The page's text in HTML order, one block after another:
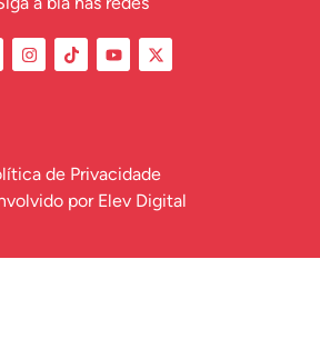
de Privacidade
por Elev Digital